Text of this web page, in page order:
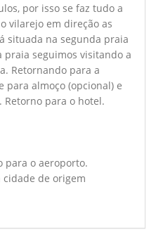
por isso se faz tudo a
vilarejo em direção as
situada na segunda praia
praia seguimos visitando a
Retornando para a
almoço (opcional) e
para o hotel.
para o aeroporto.
cidade de origem